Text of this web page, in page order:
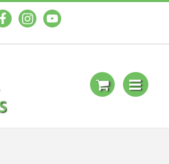
InstagramYouTube